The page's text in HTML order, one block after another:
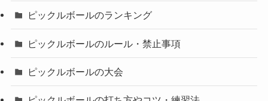
ピックルボールのランキング
ピックルボールのルール・禁止事項
ピックルボールの大会